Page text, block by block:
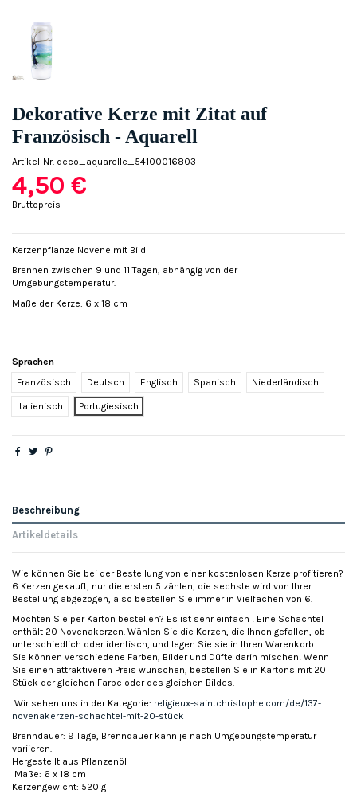
Dekorative Kerze mit Zitat auf
Französisch - Aquarell
Artikel-Nr. deco_aquarelle_54100016803
4,50 €
Bruttopreis
Kerzenpflanze Novene mit Bild
Brennen zwischen 9 und 11 Tagen, abhängig von der
Umgebungstemperatur.
Maße der Kerze: 6 x 18 cm
Sprachen
Französisch
Deutsch Englisch Spanisch Niederländisch
Italienisch Portugiesisch
Beschreibung
Artikeldetails
Wie können Sie bei der Bestellung von einer kostenlosen Kerze profitieren?
6 Kerzen gekauft, nur die ersten 5 zählen, die sechste wird von Ihrer
Bestellung abgezogen, also bestellen Sie immer in Vielfachen von 6.
Möchten Sie per Karton bestellen? Es ist sehr einfach ! Eine Schachtel
enthält 20 Novenakerzen. Wählen Sie die Kerzen, die Ihnen gefallen, ob
unterschiedlich oder identisch, und legen Sie sie in Ihren Warenkorb.
Sie können verschiedene Farben, Bilder und Düfte darin mischen! Wenn
Sie einen attraktiveren Preis wünschen, bestellen Sie in Kartons mit 20
Stück der gleichen Farbe oder des gleichen Bildes.
Wir sehen uns in der Kategorie: religieux-saintchristophe.com/de/137-
novenakerzen-schachtel-mit-20-stück
Brenndauer: 9 Tage, Brenndauer kann je nach Umgebungstemperatur
variieren.
Hergestellt aus Pflanzenöl
Maße: 6 x 18 cm
Kerzengewicht: 520 g